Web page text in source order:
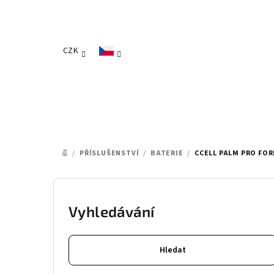
CZK
DOMŮ
/ PŘÍSLUŠENSTVÍ / BATERIE / CCELL PALM PRO
Vyhledávání
Hledat